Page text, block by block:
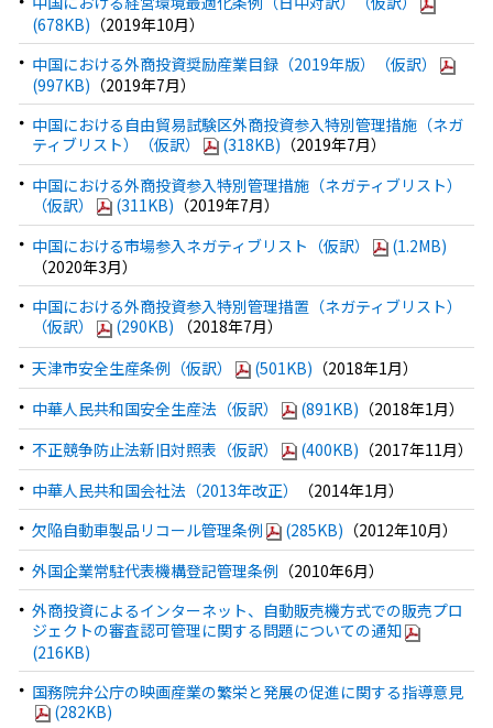
(678KB) （2019年10月）
中国における外商投資奨励産業目録（2019年版）（仮訳）
(997KB) （2019年7月）
中国における自由貿易試験区外商投資参入特別管理措施（ネガ
ティブリスト）（仮訳）
(318KB) （2019年7月）
中国における外商投資参入特別管理措施（ネガティブリスト）
（仮訳）
(311KB) （2019年7月）
中国における市場参入ネガティブリスト（仮訳）
(1.2MB)
（2020年3月）
中国における外商投資参入特別管理措置（ネガティブリスト）
（仮訳）
(290KB) （2018年7月）
天津市安全生産条例（仮訳）
(501KB) （2018年1月）
中華人民共和国安全生産法（仮訳）
(891KB) （2018年1月）
不正競争防止法新旧対照表（仮訳）
(400KB) （2017年11月）
中華人民共和国会社法（2013年改正）
（2014年1月）
欠陥自動車製品リコール管理条例
(285KB) （2012年10月）
外国企業常駐代表機構登記管理条例 （2010年6月）
外商投資によるインターネット、自動販売機方式での販売プロ
ジェクトの審査認可管理に関する問題についての通知
(216KB)
国務院弁公庁の映画産業の繁栄と発展の促進に関する指導意見
(282KB)